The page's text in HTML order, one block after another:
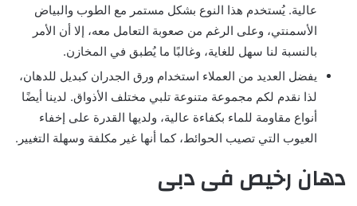
عالية. يُستخدم هذا النوع بشكل مستمر مع الطوب والبياض
الأسمنتي، وعلى الرغم من صعوبة التعامل معه، إلا أن الأمر
بالنسبة لنا سهل للغاية، وغالبًا ما يُطبق في المخازن.
يفضل العديد من العملاء استخدام ورق الجدران كبديل للدهان،
لذا نقدم لكم مجموعة متنوعة تلبي مختلف الأذواق. لدينا أيضًا
أنواع مقاومة للماء بكفاءة عالية، ولديها القدرة على إخفاء
العيوب التي تصيب الحوائط، كما أنها غير مكلفة وسهلة التغيير.
دهان رخيص فى دبى